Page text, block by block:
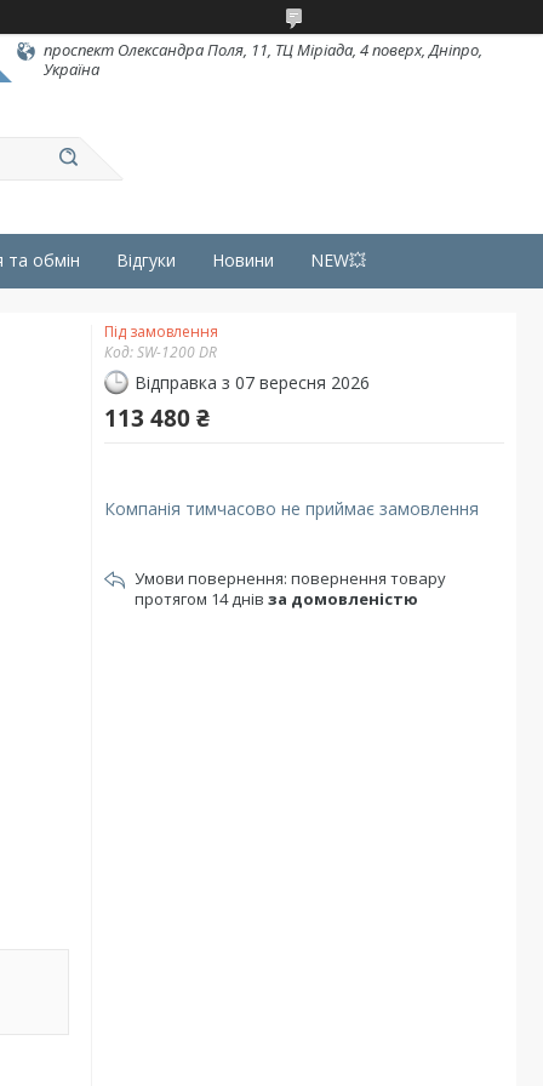
проспект Олександра Поля, 11, ТЦ Міріада, 4 поверх, Дніпро,
Україна
та обмін Відгуки Новини NEW💥
Під замовлення
Код:SW-1200 DR
Відправка з 07 вересня 2026
113 480 ₴
Компанія тимчасово не приймає замовлення
повернення товару
протягом 14 днів за домовленістю